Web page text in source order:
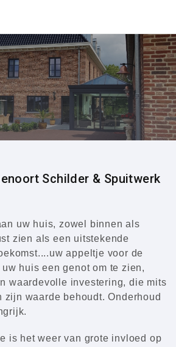
Schilder & Spuitwerk
uw huis, zowel binnen als
zien als een uitstekende
appeltje voor de
huis een genot om te zien,
waardevolle investering, die mits
zijn waarde behoudt. Onderhoud
is het weer van grote invloed op